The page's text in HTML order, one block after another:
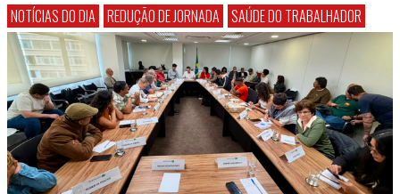
NOTÍCIAS DO DIA REDUÇÃO DE JORNADA SAÚDE DO TRABALHADOR